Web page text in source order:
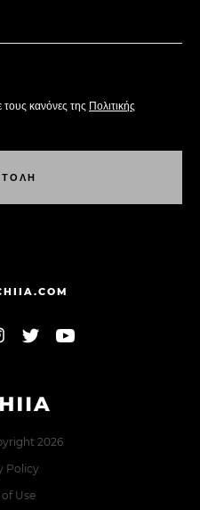
2026
Policy
Use
κανόνες της Πολιτικής
ΤΟ ΛΗ